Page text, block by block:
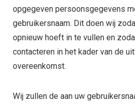
opgegeven persoonsgegevens
gebruikersnaam. Dit doen wij
opnieuw hoeft in te vullen en
contacteren in het kader van de
overeenkomst.
Wij zullen de aan uw